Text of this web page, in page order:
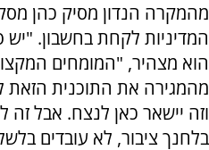
מהמקרה הנדון מסיק כהן
המדיניות לקחת בחשבון.
הוא מצהיר, "המומחים
מהמגירה את התוכנית הזאת
וזה יישאר כאן לנצח. אבל זה
בלחנך ציבור, לא עובדים